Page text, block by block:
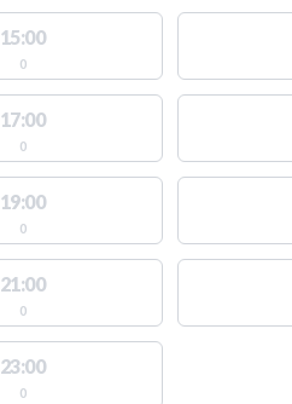
15:00
0
17:00
0
19:00
0
21:00
0
23:00
0